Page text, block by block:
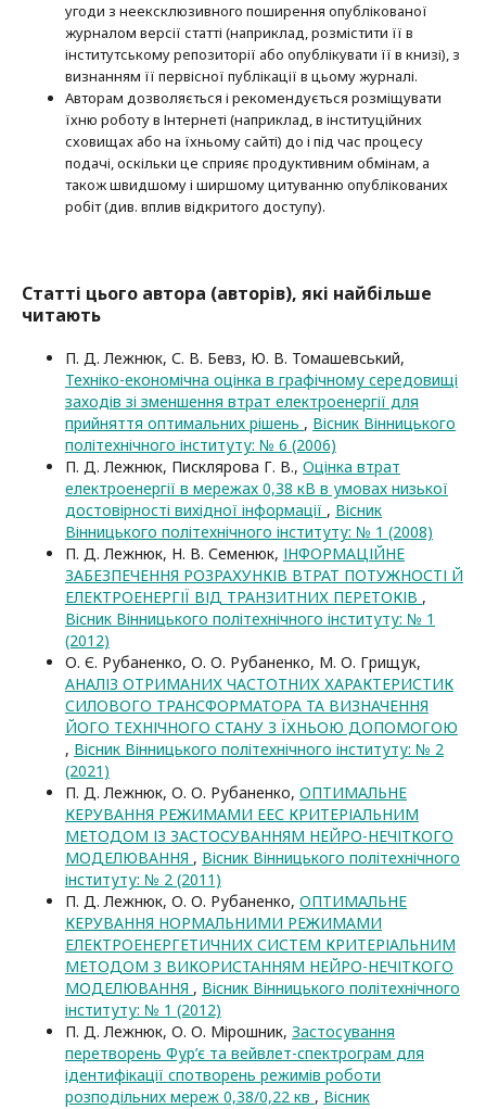
угоди з неексклюзив­ного поширення опублікованої
журналом версії статті (наприклад, розмістити її в
інститутському репозиторії або опубліку­вати її в книзі), з
визнанням її первісної публікації в цьому журналі.
Авторам дозволяється і рекомендується розміщувати
їхню роботу в Інтернеті (наприклад, в інституційних
сховищах або на їхньому сайті) до і під час процесу
подачі, оскільки це сприяє продуктивним обмінам, а
також швидшому і ширшому цитуванню опубліко­ва­них
робіт (див. вплив відкритого доступу).
Статті цього автора (авторів), які найбільше
читають
П. Д. Лежнюк, С. В. Бевз, Ю. В. Томашевський,
Техніко-економічна оцінка в графічному середовищі
заходів зі зменшення втрат електроенергії для
прийняття оптимальних рішень , Вісник Вінницького
політехнічного інституту: № 6 (2006)
П. Д. Лежнюк, Писклярова Г. В., Оцінка втрат
електроенергії в мережах 0,38 кВ в умовах низької
достовірності вихідної інформації , Вісник
Вінницького політехнічного інституту: № 1 (2008)
П. Д. Лежнюк, Н. В. Семенюк, ІНФОРМАЦІЙНЕ
ЗАБЕЗПЕЧЕННЯ РОЗРАХУНКІВ ВТРАТ ПОТУЖНОСТІ Й
ЕЛЕКТРОЕНЕРГІЇ ВІД ТРАНЗИТНИХ ПЕРЕТОКІВ ,
Вісник Вінницького політехнічного інституту: № 1
(2012)
О. Є. Рубаненко, О. О. Рубаненко, M. О. Грищук,
АНАЛІЗ ОТРИМАНИХ ЧАСТОТНИХ ХАРАКТЕРИСТИК
СИЛОВОГО ТРАНСФОРМАТОРА ТА ВИЗНАЧЕННЯ
ЙОГО ТЕХНІЧНОГО СТАНУ З ЇХНЬОЮ ДОПОМОГОЮ
, Вісник Вінницького політехнічного інституту: № 2
(2021)
П. Д. Лежнюк, О. О. Рубаненко, ОПТИМАЛЬНЕ
КЕРУВАННЯ РЕЖИМАМИ ЕЕС КРИТЕРІАЛЬНИМ
МЕТОДОМ ІЗ ЗАСТОСУВАННЯМ НЕЙРО-НЕЧІТКОГО
МОДЕЛЮВАННЯ , Вісник Вінницького політехнічного
інституту: № 2 (2011)
П. Д. Лежнюк, О. О. Рубаненко, ОПТИМАЛЬНЕ
КЕРУВАННЯ НОРМАЛЬНИМИ РЕЖИМАМИ
ЕЛЕКТРОЕНЕРГЕТИЧНИХ СИСТЕМ КРИТЕРІАЛЬНИМ
МЕТОДОМ З ВИКОРИСТАННЯМ НЕЙРО-НЕЧІТКОГО
МОДЕЛЮВАННЯ , Вісник Вінницького політехнічного
інституту: № 1 (2012)
П. Д. Лежнюк, О. О. Мірошник, Застосування
перетворень Фур’є та вейвлет-спектрограм для
ідентифікації спотворень режимів роботи
розподільних мереж 0,38/0,22 кв , Вісник